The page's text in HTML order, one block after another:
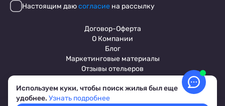
Настоящим даюсогласие на рассылку
Договор-Оферта
О Компании
Блог
Маркетинговые материалы
Отзывы отельеров
Пользовательское соглашение
Используем куки, чтобы поиск жилья был еще
удобнее. Узнать подробнее